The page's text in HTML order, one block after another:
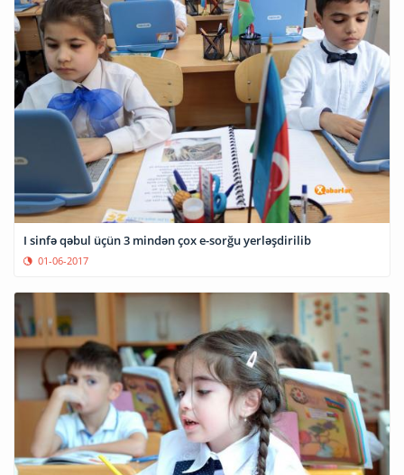
I sinfə qəbul üçün 3 mindən çox e-sorğu yerləşdirilib
01-06-2017